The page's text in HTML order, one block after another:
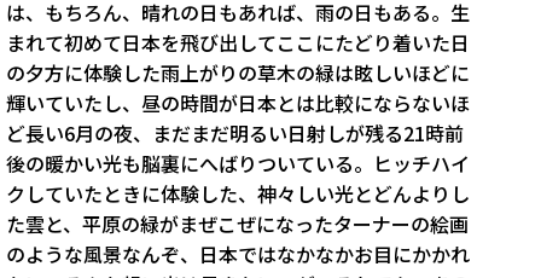
は、もちろん、晴れの日もあれば、雨の日もある。生
まれて初めて日本を飛び出してここにたどり着いた日
の夕方に体験した雨上がりの草木の緑は眩しいほどに
輝いていたし、昼の時間が日本とは比較にならないほ
ど長い6月の夜、まだまだ明るい日射しが残る21時前
後の暖かい光も脳裏にへばりついている。ヒッチハイ
クしていたときに体験した、神々しい光とどんよりし
た雲と、平原の緑がまぜこぜになったターナーの絵画
のような風景なんぞ、日本ではなかなかお目にかかれ